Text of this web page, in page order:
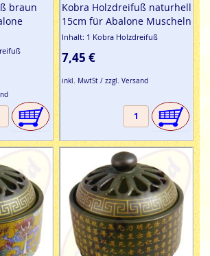
braun
Kobra Holzdreifuß naturhell
15cm für Abalone Muscheln
Inhalt: 1 Kobra Holzdreifuß
7,45 €
inkl. MwtSt / zzgl. Versand